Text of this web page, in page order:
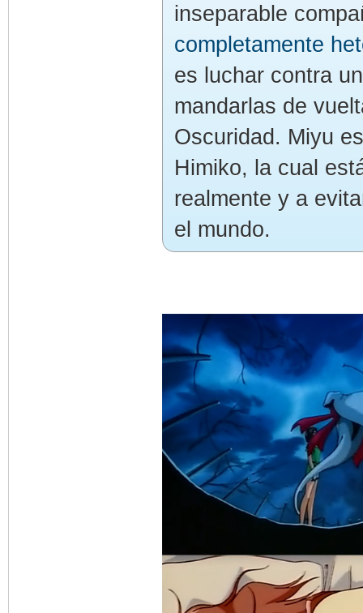
inseparable
completamente
es luchar contra
mandarlas de
Oscuridad. Miyu
Himiko, la cual
realmente y a
el mundo.